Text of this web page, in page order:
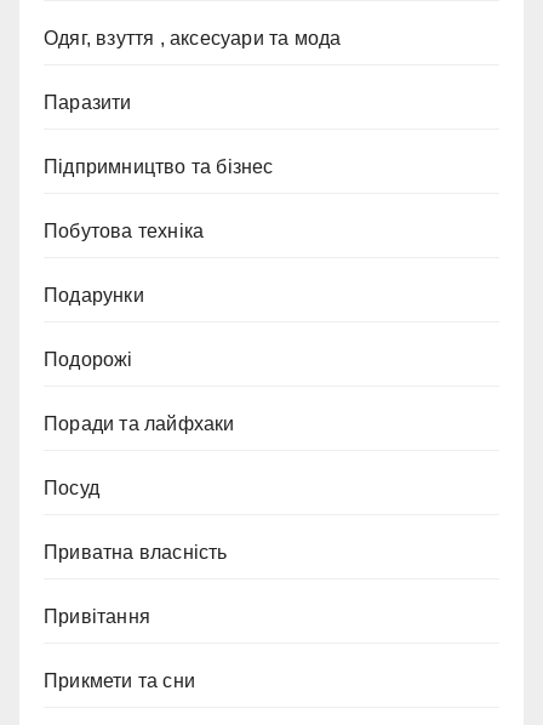
Одяг, взуття , аксесуари та мода
Паразити
Підпримництво та бізнес
Побутова техніка
Подарунки
Подорожі
Поради та лайфхаки
Посуд
Приватна власність
Привітання
Прикмети та сни